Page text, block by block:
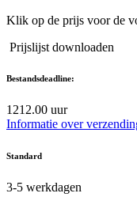
Klik op de prijs voor de
Prijslijst downloaden
Bestandsdeadline:
1212.00 uur
Informatie over
Standard
3-5 werkdagen